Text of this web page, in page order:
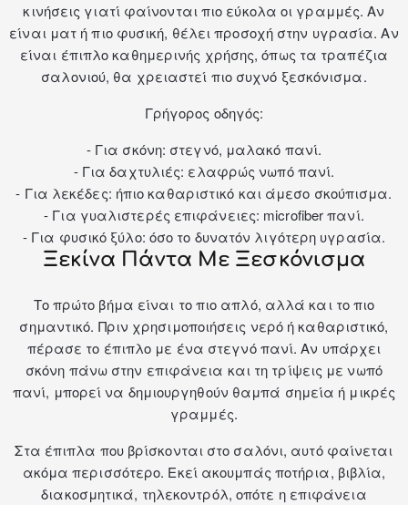
κινήσεις γιατί φαίνονται πιο εύκολα οι γραμμές. Αν
είναι ματ ή πιο φυσική, θέλει προσοχή στην υγρασία. Αν
είναι έπιπλο καθημερινής χρήσης, όπως τα τραπέζια
σαλονιού, θα χρειαστεί πιο συχνό ξεσκόνισμα.
Γρήγορος οδηγός:
- Για σκόνη: στεγνό, μαλακό πανί.
- Για δαχτυλιές: ελαφρώς νωπό πανί.
- Για λεκέδες: ήπιο καθαριστικό και άμεσο σκούπισμα.
- Για γυαλιστερές επιφάνειες: microfiber πανί.
- Για φυσικό ξύλο: όσο το δυνατόν λιγότερη υγρασία.
Ξεκίνα Πάντα Με Ξεσκόνισμα
Το πρώτο βήμα είναι το πιο απλό, αλλά και το πιο
σημαντικό. Πριν χρησιμοποιήσεις νερό ή καθαριστικό,
πέρασε το έπιπλο με ένα στεγνό πανί. Αν υπάρχει
σκόνη πάνω στην επιφάνεια και τη τρίψεις με νωπό
πανί, μπορεί να δημιουργηθούν θαμπά σημεία ή μικρές
γραμμές.
Στα έπιπλα που βρίσκονται στο σαλόνι, αυτό φαίνεται
ακόμα περισσότερο. Εκεί ακουμπάς ποτήρια, βιβλία,
διακοσμητικά, τηλεκοντρόλ, οπότε η επιφάνεια